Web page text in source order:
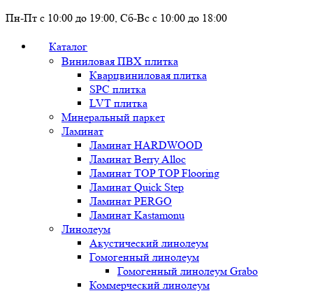
Пн-Пт с 10:00 до 19:00, Сб-Вс с 10:00 до 18:00
Каталог
Виниловая ПВХ плитка
Кварцвиниловая плитка
SPC плитка
LVT плитка
Минеральный паркет
Ламинат
Ламинат HARDWOOD
Ламинат Berry Alloc
Ламинат TOP TOP Flooring
Ламинат Quick Step
Ламинат PERGO
Ламинат Kastamonu
Линолеум
Акустический линолеум
Гомогенный линолеум
Гомогенный линолеум Grabo
Коммерческий линолеум